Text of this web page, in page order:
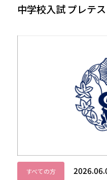
中学校入試 プレテ
すべての方